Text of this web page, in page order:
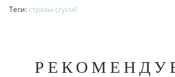
Теги: cтразы crystal